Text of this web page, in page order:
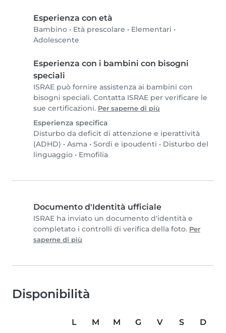
Esperienza con età
Bambino • Età prescolare • Elementari •
Adolescente
Esperienza con i bambini con bisogni
speciali
ISRAE può fornire assistenza ai bambini con
bisogni speciali. Contatta ISRAE per verificare le
sue certificazioni. Per saperne di più
Esperienza specifica
Disturbo da deficit di attenzione e iperattività
(ADHD) • Asma • Sordi e ipoudenti • Disturbo del
linguaggio • Emofilia
Documento d'Identità ufficiale
ISRAE ha inviato un documento d'identità e
completato i controlli di verifica della foto. Per
saperne di più
Disponibilità
L M M G V S
D